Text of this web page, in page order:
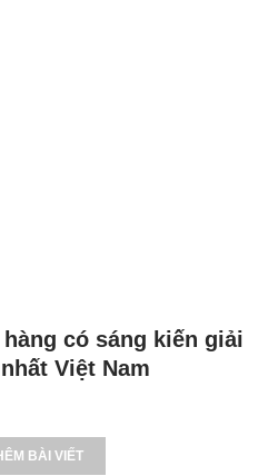
có sáng kiến giải
Việt Nam
BÀI VIẾT